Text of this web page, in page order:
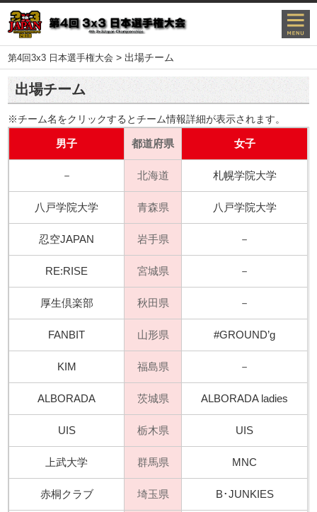
第4回3x3 日本選手権大会 > 出場チーム
出場チーム
※チーム名をクリックするとチーム情報詳細が表示されます。
男子 都道府県 女子
－ 北海道 札幌学院大学
八戸学院大学 青森県 八戸学院大学
忍空JAPAN 岩手県 －
RE:RISE 宮城県 －
厚生倶楽部 秋田県 －
FANBIT 山形県 #GROUND’g
KIM 福島県 －
ALBORADA 茨城県 ALBORADA ladies
UIS 栃木県 UIS
上武大学 群馬県 MNC
赤桐クラブ 埼玉県 B･JUNKIES